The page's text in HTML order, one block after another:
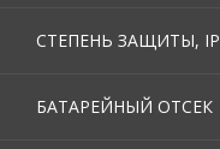
СТЕПЕНЬ ЗАЩИТЫ, IP
БАТАРЕЙНЫЙ ОТСЕК